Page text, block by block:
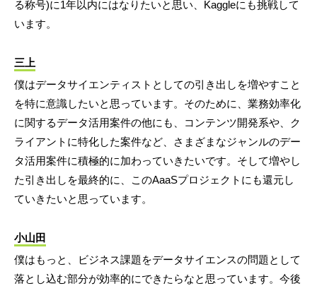
る称号)に1年以内にはなりたいと思い、Kaggleにも挑戦して
います。
三上
僕はデータサイエンティストとしての引き出しを増やすこと
を特に意識したいと思っています。そのために、業務効率化
に関するデータ活用案件の他にも、コンテンツ開発系や、ク
ライアントに特化した案件など、さまざまなジャンルのデー
タ活用案件に積極的に加わっていきたいです。そして増やし
た引き出しを最終的に、このAaaSプロジェクトにも還元し
ていきたいと思っています。
小山田
僕はもっと、ビジネス課題をデータサイエンスの問題として
落とし込む部分が効率的にできたらなと思っています。今後